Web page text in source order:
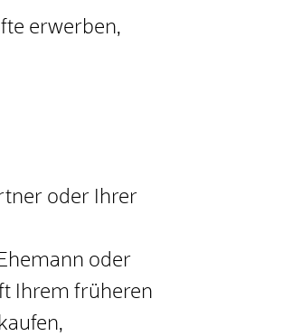
erwerben,
oder Ihrer
oder
Ihrem früheren